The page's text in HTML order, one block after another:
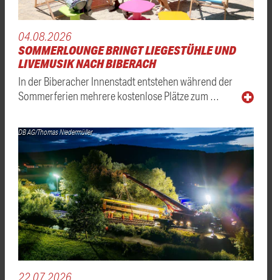
04.08.2026
SOMMERLOUNGE BRINGT LIEGESTÜHLE UND
LIVEMUSIK NACH BIBERACH
In der Biberacher Innenstadt entstehen während der
Sommerferien mehrere kostenlose Plätze zum …
DB AG/Thomas Niedermüller
22.07.2026